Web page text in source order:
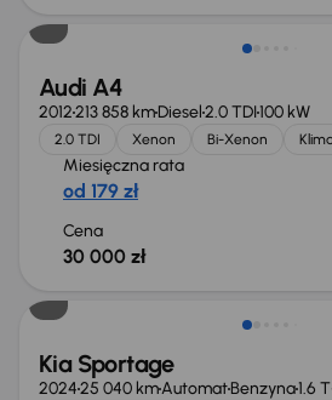
Audi A4
2012213 858 kmDiesel2.0 TDI100 kW
2.0 TDI Xenon Bi-Xenon
Miesięczna rata
od 179 zł
Cena
30 000 zł
Kia Sportage
202425 040 kmAutomatBenzyna1.6